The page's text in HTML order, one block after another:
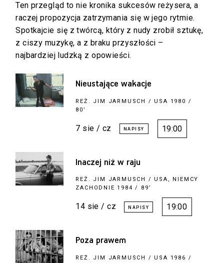
Ten przegląd to nie kronika sukcesów reżysera, a
raczej propozycja zatrzymania się w jego rytmie.
Spotkajcie się z twórcą, który z nudy zrobił sztukę,
z ciszy muzykę, a z braku przyszłości –
najbardziej ludzką z opowieści.
Nieustające wakacje
REŻ. JIM JARMUSCH
/ USA 1980 /
80’
7 sie / cz 19:00
Inaczej niż w raju
REŻ. JIM JARMUSCH
/ USA, NIEMCY
ZACHODNIE 1984 / 89’
14 sie / cz 19:00
Poza prawem
REŻ. JIM JARMUSCH
/ USA 1986 /